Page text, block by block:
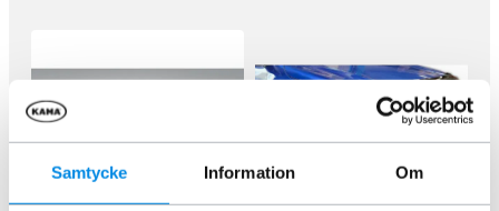
Samtycke Information Om